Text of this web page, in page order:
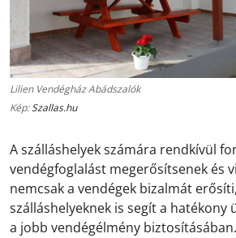
Lilien Vendégház Abádszalók
Kép:Szallas.hu
A szálláshelyek számára rendkívül
vendégfoglalást megerősítsenek és
nemcsak a vendégek bizalmát
szálláshelyeknek is segít a hatékony
a jobb vendégélmény biztosításában.